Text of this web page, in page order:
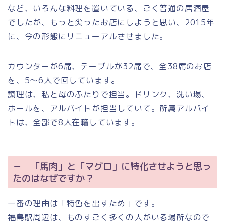
など、いろんな料理を置いている、ごく普通の居酒屋
でしたが、もっと尖ったお店にしようと思い、2015年
に、今の形態にリニューアルさせました。
カウンターが6席、テーブルが32席で、全38席のお店
を、5～6人で回しています。
調理は、私と母のふたりで担当。ドリンク、洗い場、
ホールを、アルバイトが担当していて。所属アルバイ
トは、全部で8人在籍しています。
－ 「馬肉」と「マグロ」に特化させようと思っ
たのはなぜですか？
一番の理由は「特色を出すため」です。
福島駅周辺は、ものすごく多くの人がいる場所なので